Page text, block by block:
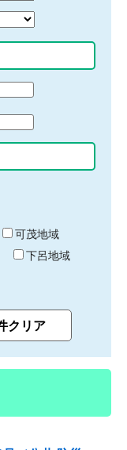
可茂地域
下呂地域